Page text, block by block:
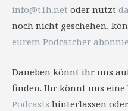
info@t1h.net oder nutzt
noch nicht geschehen,
eurem Podcatcher
Daneben könnt ihr uns
finden. Ihr könnt uns
Podcasts hinterlassen